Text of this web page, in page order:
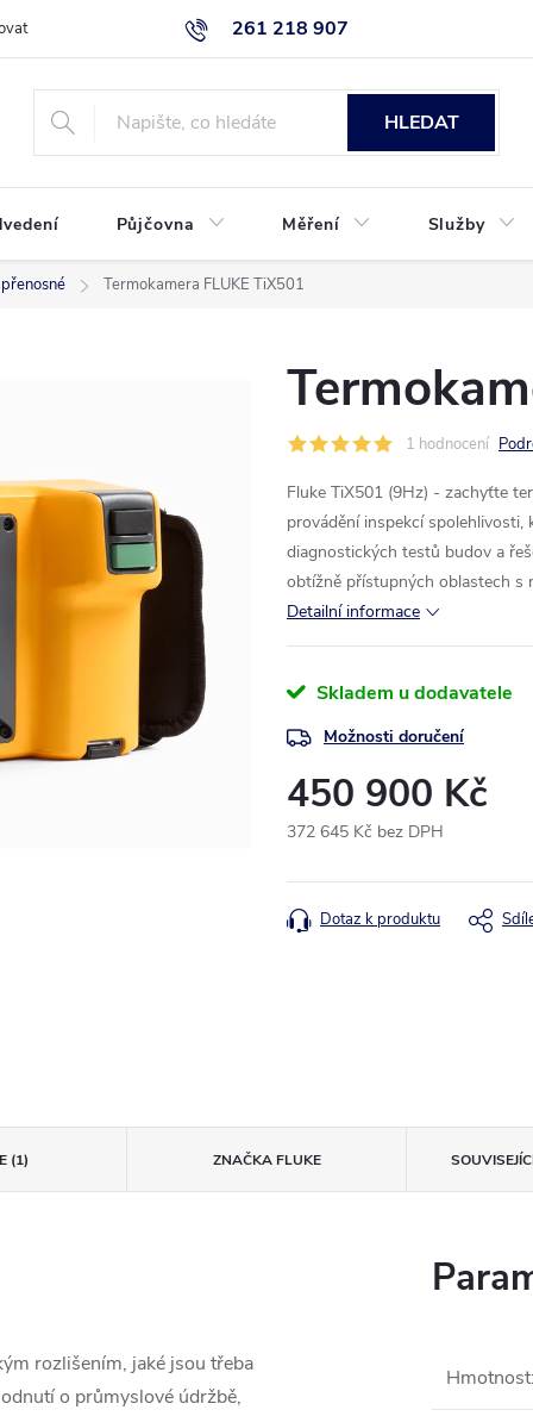
261 218 907
Podmínky ochrany osobních údajů Uplatnění reklamace
HLEDAT
Půjčovna Měření Služby
Termokamera FLUKE TiX501
1 hodnocení
Fluke TiX501 (9Hz) - zachyťte
provádění inspekcí
diagnostických testů budov a
obtížně přístupných oblastech s
Detailní informace
Skladem u dodavatele
Možnosti doručení
450 900 Kč
372 645 Kč bez DPH
cena:
Dotaz k produktu
(1) ZNAČKAFLUKE
rozlišením, jaké jsou třeba
o průmyslové údržbě,
Hmotnost: